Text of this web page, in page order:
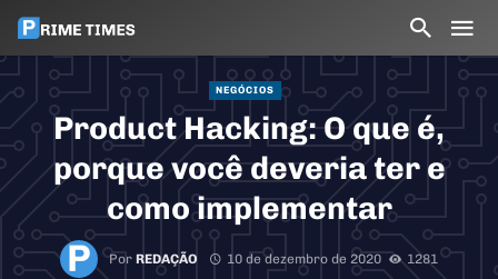
NEGÓCIOS
Product Hacking: O que é,
porque você deveria ter e
como implementar
PorREDAÇÃO 10 de dezembro de 2020
1281